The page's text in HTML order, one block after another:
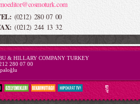
(0212) 280 07 00
(0212) 244 13 32
& HILLARY COMPANY TURKEY
280 07 00